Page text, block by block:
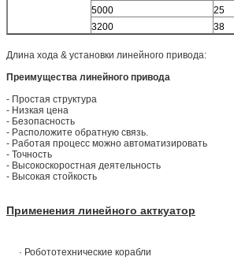
5000
25
3200
38
Длина хода & установки линейного привода:
Преимущества линейного привода
- Простая структура
- Низкая цена
- Безопасность
- Расположите обратную связь.
- Работая процесс можно автоматизировать
- Точность
- Высокоскоростная деятельность
- Высокая стойкость
Применения линейного акткуатор
· Робототехнические корабли